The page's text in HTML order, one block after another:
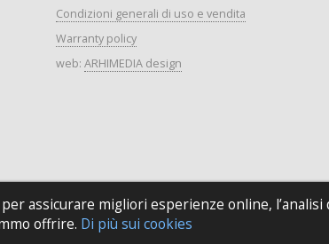
assicurare migliori esperienze online, l’analisi
offrire. Di più sui cookies
Condizioni generali di uso e vendita
Warranty policy
web: ARHIMEDIA design